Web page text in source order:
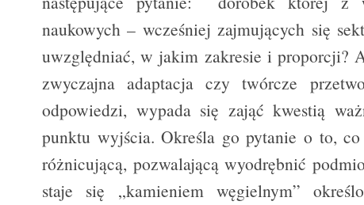
naukowych – wcześniej zajmujących się
uwzględniać, w jakim zakresie i proporcji?
zwyczajna adaptacja czy twórcze
odpowiedzi, wypada się zająć kwestią
punktu wyjścia. Określa go pytanie o to,
różnicującą, pozwalającą wyodrębnić
staje się „kamieniem węgielnym”